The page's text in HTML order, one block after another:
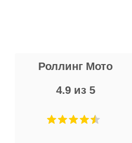
Роллинг Мото
4.9 из 5
Не понравились условия
и дают только на год)